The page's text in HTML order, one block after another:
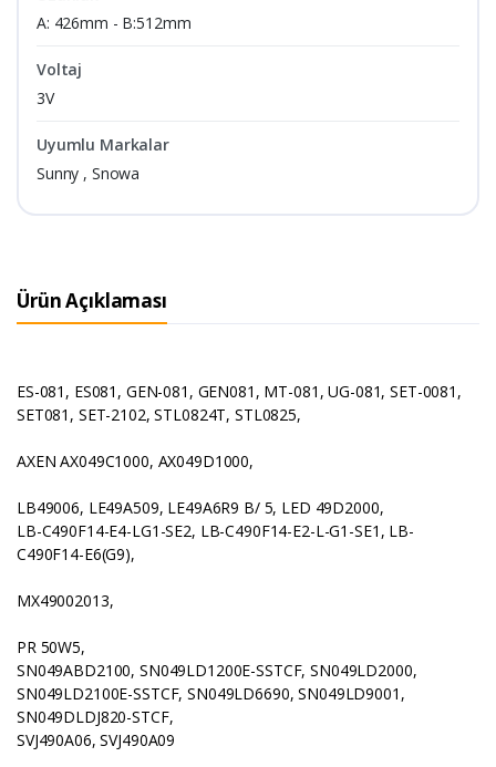
A: 426mm - B:512mm
Voltaj
3V
Uyumlu Markalar
Sunny , Snowa
Ürün Açıklaması
ES-081, ES081, GEN-081, GEN081, MT-081, UG-081, SET-0081,
SET081, SET-2102, STL0824T, STL0825,
AXEN AX049C1000, AX049D1000,
LB49006, LE49A509, LE49A6R9 B/ 5, LED 49D2000,
LB-C490F14-E4-LG1-SE2, LB-C490F14-E2-L-G1-SE1, LB-
C490F14-E6(G9),
MX49002013,
PR 50W5,
SN049ABD2100, SN049LD1200E-SSTCF, SN049LD2000,
SN049LD2100E-SSTCF, SN049LD6690, SN049LD9001,
SN049DLDJ820-STCF,
SVJ490A06, SVJ490A09